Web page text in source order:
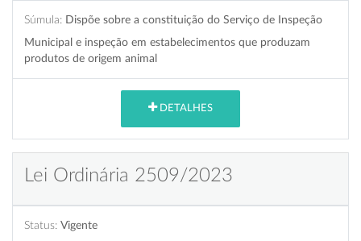
Súmula: Dispõe sobre a constituição do Serviço de Inspeção
Municipal e inspeção em estabelecimentos que produzam
produtos de origem animal
DETALHES
Lei Ordinária 2509/2023
Status: Vigente